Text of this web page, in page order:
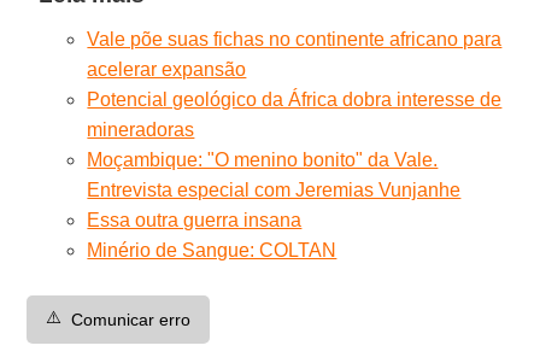
Vale põe suas fichas no continente africano para
acelerar expansão
Potencial geológico da África dobra interesse de
mineradoras
Moçambique: "O menino bonito" da Vale.
Entrevista especial com Jeremias Vunjanhe
Essa outra guerra insana
Minério de Sangue: COLTAN
⚠️ Comunicar erro